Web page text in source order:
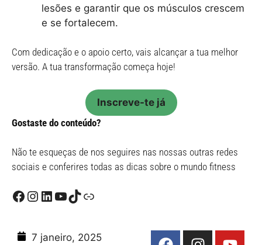
lesões e garantir que os músculos crescem
e se fortalecem.
Com dedicação e o apoio certo, vais alcançar a tua melhor
versão. A tua transformação começa hoje!
Inscreve-te já
Gostaste do conteúdo?
Não te esqueças de nos seguires nas nossas outras redes
sociais e conferires todas as dicas sobre o mundo fitness
7 janeiro, 2025